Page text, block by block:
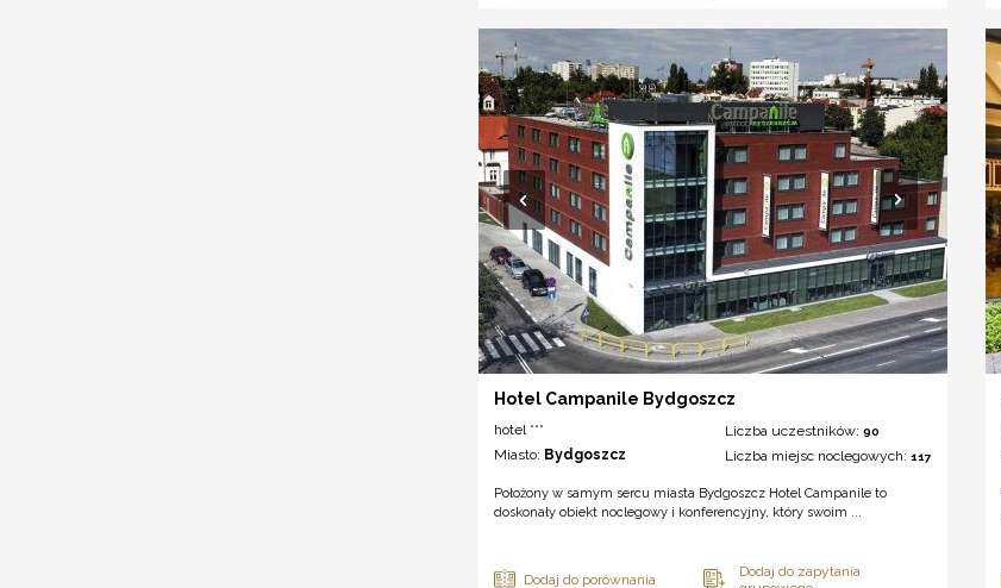
Hotel Campanile Bydgoszcz
hotel ***
Miasto: Bydgoszcz
Liczba uczestników:90
Liczba miejsc noclegowych:117
Położony w samym sercu miasta Bydgoszcz Hotel Campanile to
doskonały obiekt noclegowy i konferencyjny, który swoim ...